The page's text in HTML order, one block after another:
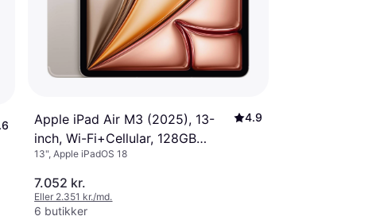
Apple iPad Air M3 (2025), 13-
inch, Wi-Fi+Cellular, 128GB
Starlight
4.9
13", Apple iPadOS 18
7.052 kr.
Eller 2.351 kr./md.
6 butikker